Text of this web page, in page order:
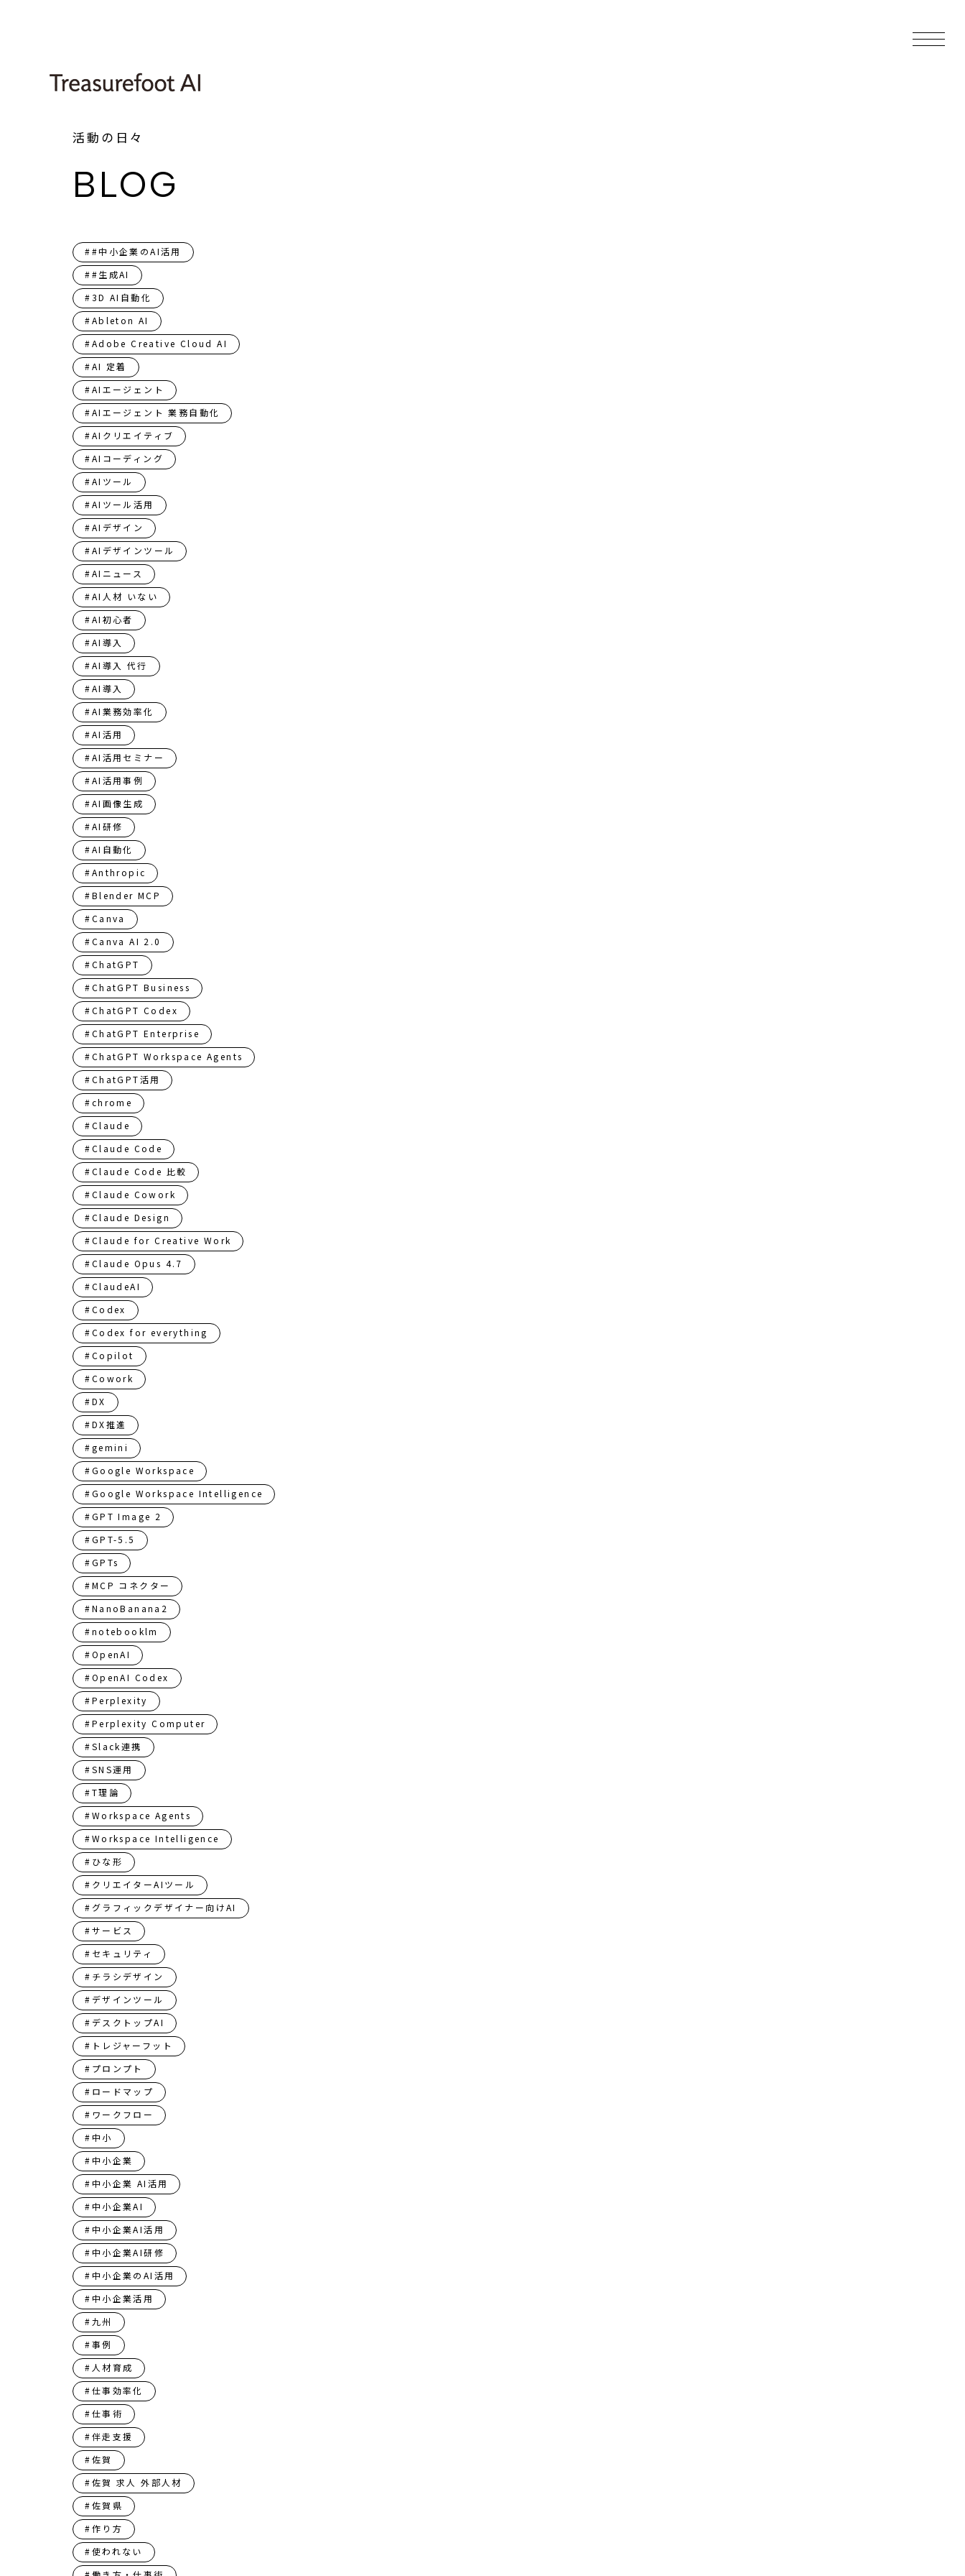
活動の日々
BLOG
##中小企業のAI活用
##生成AI
#3D AI自動化
#Ableton AI
#Adobe Creative Cloud AI
#AI 定着
#AIエージェント
#AIエージェント 業務自動化
#AIクリエイティブ
#AIコーディング
#AIツール
#AIツール活用
#AIデザイン
#AIデザインツール
#AIニュース
#AI人材 いない
#AI初心者
#AI導入
#AI導入 代行
#AI導入​​​​​​​​​​​​​​​​
#AI業務効率化
#AI活用
#AI活用セミナー
#AI活用事例
#AI画像生成
#AI研修
#AI自動化
#Anthropic
#Blender MCP
#Canva
#Canva AI 2.0
#ChatGPT
#ChatGPT Business
#ChatGPT Codex
#ChatGPT Enterprise
#ChatGPT Workspace Agents
#ChatGPT活用
#chrome
#Claude
#Claude Code
#Claude Code 比較
#Claude Cowork
#Claude Design
#Claude for Creative Work
#Claude Opus 4.7
#ClaudeAI
#Codex
#Codex for everything
#Copilot
#Cowork
#DX
#DX推進
#gemini
#Google Workspace
#Google Workspace Intelligence
#GPT Image 2
#GPT-5.5
#GPTs
#MCP コネクター
#NanoBanana2
#notebooklm
#OpenAI
#OpenAI Codex
#Perplexity
#Perplexity Computer
#Slack連携
#SNS運用
#T理論
#Workspace Agents
#Workspace Intelligence
#ひな形
#クリエイターAIツール
#グラフィックデザイナー向けAI
#サービス
#セキュリティ
#チラシデザイン
#デザインツール
#デスクトップAI
#トレジャーフット
#プロンプト
#ロードマップ
#ワークフロー
#中小
#中小企業
#中小企業 AI活用
#中小企業AI
#中小企業AI活用
#中小企業AI研修
#中小企業のAI活用
#中小企業活用
#九州
#事例
#人材育成
#仕事効率化
#仕事術
#伴走支援
#佐賀
#佐賀 求人 外部人材
#佐賀県
#作り方
#使われない